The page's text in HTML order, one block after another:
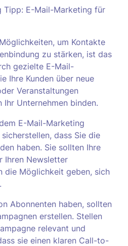
Tipp: E-Mail-Marketing für
um Kontakte
zu stärken, ist das
gezielte E-Mail-
Ihre Kunden über neue
Veranstaltungen
Ihr Unternehmen binden.
E-Mail-Marketing
dass Sie die
haben. Sie sollten Ihre
Ihren Newsletter
die Möglichkeit geben, sich
Abonnenten haben, sollten
erstellen. Stellen
relevant und
sie einen klaren Call-to-